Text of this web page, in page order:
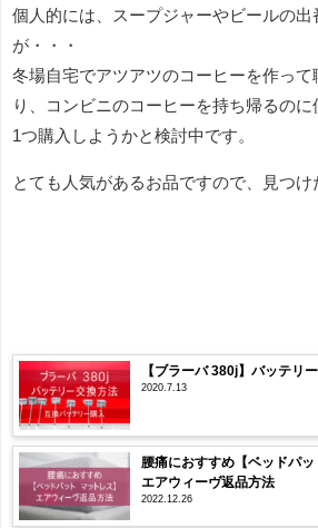
個人的には、スープジャーやビールの出
が・・・
冬場自宅でアツアツのコーヒーを作って
り、コンビニのコーヒーを持ち帰るのに
1つ購入しようかと検討中です。
とても人気があるお品ですので、見つけ
【ブラーバ 380j】バッテリ
2020.7.13
腰痛におすすめ【ベッドパ
エアウィーヴ返品方法
2022.12.26